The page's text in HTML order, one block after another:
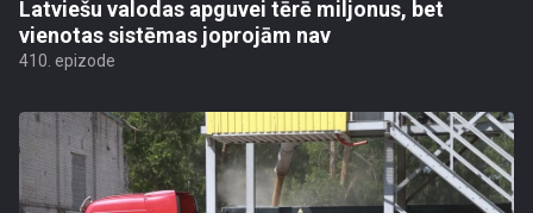
Latviešu valodas apguvei tērē miljonus, bet
vienotas sistēmas joprojām nav
410. epizode